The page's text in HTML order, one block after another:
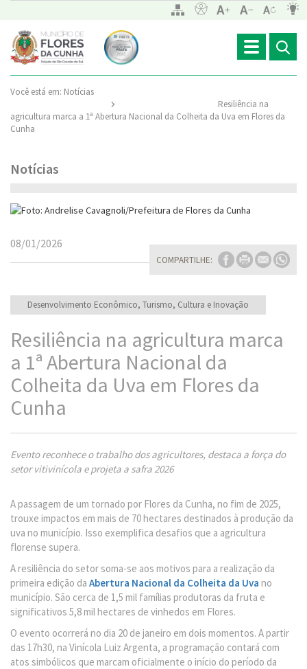
Toggle
navigation
Você está em: Notícias
Resiliência na
agricultura marca a 1ª Abertura Nacional da Colheita da Uva em Flores da
Cunha
Notícias
COMPARTILHE:
08/01/2026
Desenvolvimento Econômico, Turismo, Cultura e Inovação
Resiliência na agricultura marca
a 1ª Abertura Nacional da
Colheita da Uva em Flores da
Cunha
Evento reconhece o trabalho dos agricultores, destaca a força do
setor vitivinícola e projeta a safra 2026
A passagem de um tornado por Flores da Cunha, no fim de 2025,
trouxe impactos em mais de 70 hectares destinados à produção da
uva no município. Isso exemplifica desafios que a agricultura
florense supera.
A resiliência do setor soma-se aos motivos para a realização da
primeira edição da Abertura Nacional da Colheita da Uva no
município. São cerca de 1,5 mil famílias produtoras da fruta e
significativos 5,8 mil hectares de vinhedos em Flores.
O evento ocorrerá no dia 20 de janeiro em dois momentos. A partir
das 17h30, na Vinícola Luiz Argenta, a programação contará com
atos simbólicos que marcam oficialmente o início do período da